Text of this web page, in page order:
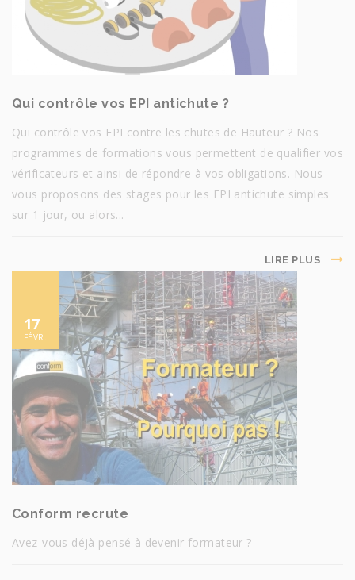
Qui contrôle vos EPI antichute ?
Qui contrôle vos EPI contre les chutes de Hauteur ? Nos
programmes de formations vous permettent de qualifier vos
vérificateurs et ainsi de répondre à vos obligations. Nous
vous proposons des stages pour les EPI antichute simples
sur 1 jour, ou alors...
LIRE PLUS
17
FÉVR.
Conform recrute
Avez-vous déjà pensé à devenir formateur ?